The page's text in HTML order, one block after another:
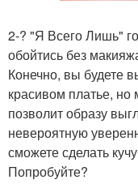
2-? "Я Всего Лишь"
обойтись без
Конечно, вы будете
красивом платье,
позволит образу
невероятную
сможете сделать
Попробуйте?